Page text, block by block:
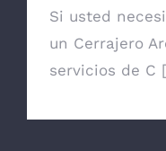
Si usted
un Cerrajero
servicios de C